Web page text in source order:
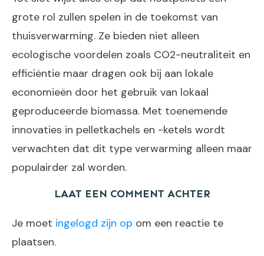
grote rol zullen spelen in de toekomst van
thuisverwarming. Ze bieden niet alleen
ecologische voordelen zoals CO2-neutraliteit en
efficiëntie maar dragen ook bij aan lokale
economieën door het gebruik van lokaal
geproduceerde biomassa. Met toenemende
innovaties in pelletkachels en -ketels wordt
verwachten dat dit type verwarming alleen maar
populairder zal worden.
LAAT EEN COMMENT ACHTER
Je moet ingelogd zijn op om een reactie te
plaatsen.